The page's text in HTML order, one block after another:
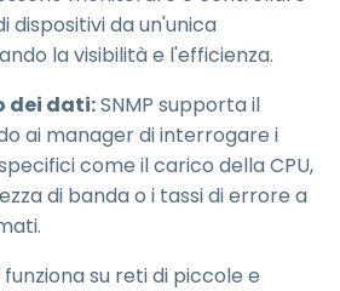
dispositivi da un'unica
la visibilità e l'efficienza.
dei dati:SNMP supporta il
ai manager di interrogare i
come il carico della CPU,
di banda o i tassi di errore a
funziona su reti di piccole e